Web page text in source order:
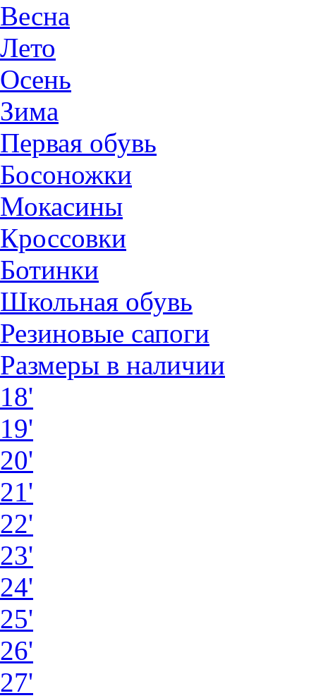
Весна
Лето
Осень
Зима
Первая обувь
Босоножки
Мокасины
Кроссовки
Ботинки
Школьная обувь
Резиновые сапоги
Размеры в наличии
18'
19'
20'
21'
22'
23'
24'
25'
26'
27'